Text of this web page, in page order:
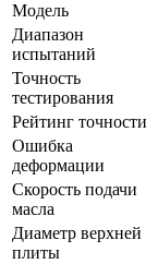
Модель
Диапазон
испытаний
Точность
тестирования
Рейтинг точности
Ошибка
деформации
Скорость подачи
масла
Диаметр верхней
плиты